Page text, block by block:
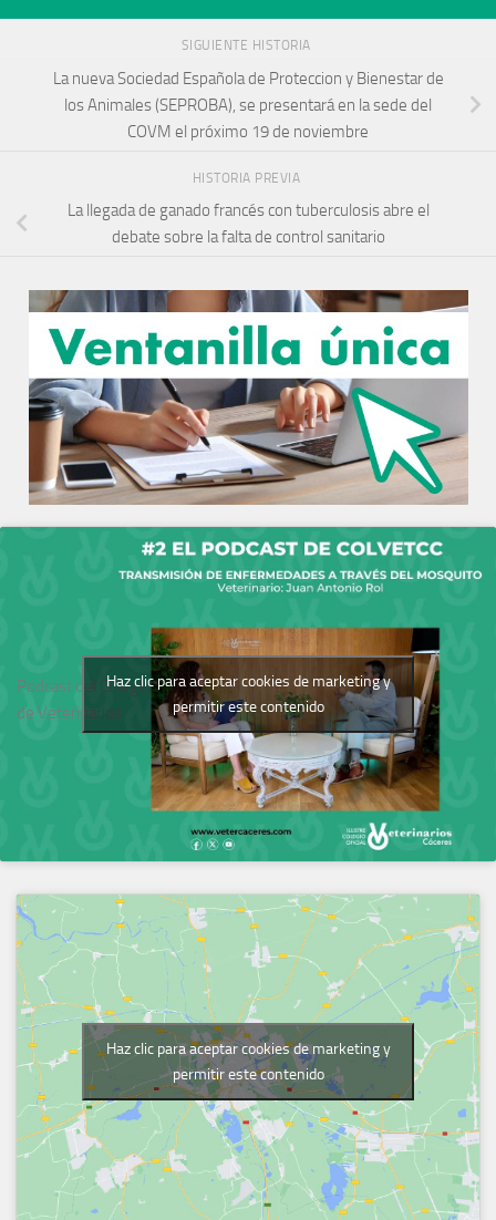
SIGUIENTE HISTORIA
La nueva Sociedad Española de Proteccion y Bienestar de
los Animales (SEPROBA), se presentará en la sede del
COVM el próximo 19 de noviembre
HISTORIA PREVIA
La llegada de ganado francés con tuberculosis abre el
debate sobre la falta de control sanitario
Podcast del Colegio
de Veterinarios
Haz clic para aceptar cookies de marketing y
permitir este contenido
Haz clic para aceptar cookies de marketing y
permitir este contenido